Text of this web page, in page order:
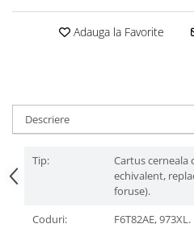
Adauga la Favorite
Descriere
Tip:
Cartus
echivalent,
foruse).
Coduri:
F6T82AE, 973XL.